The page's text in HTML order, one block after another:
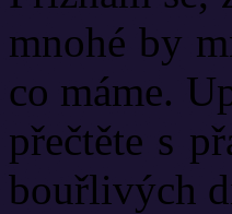
mnohé by
co máme.
přečtěte s
bouřlivých